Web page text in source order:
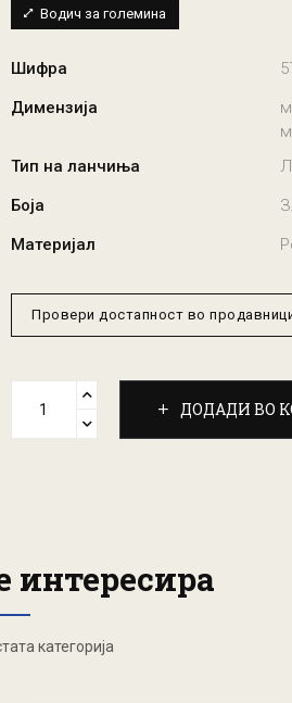
Водич за големина
Шифра
Димензија
Тип на ланчиња
Боја
Материјал
Провери достапност во
ДОДАДИ ВО
интересира
категорија